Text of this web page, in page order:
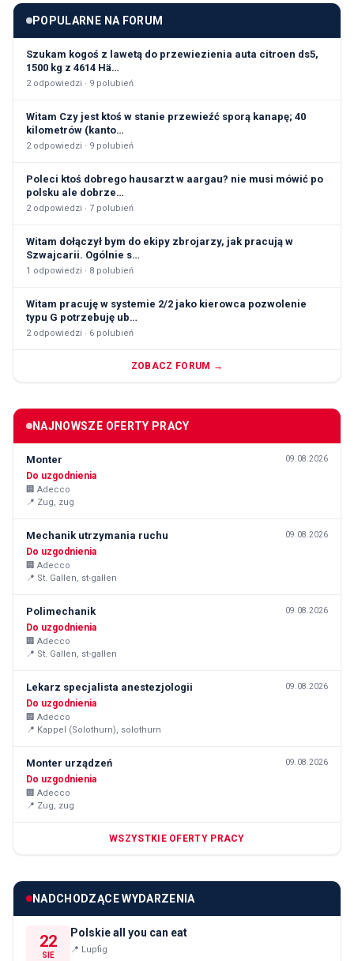
POPULARNE NA FORUM
Szukam kogoś z lawetą do przewiezienia auta citroen ds5,
1500 kg z 4614 Hä…
2odpowiedzi · 9 polubień
Witam Czy jest ktoś w stanie przewieźć sporą kanapę; 40
kilometrów (kanto…
2odpowiedzi · 9 polubień
Poleci ktoś dobrego hausarzt w aargau? nie musi mówić po
polsku ale dobrze…
2odpowiedzi · 7 polubień
Witam dołączył bym do ekipy zbrojarzy, jak pracują w
Szwajcarii. Ogólnie s…
1 odpowiedzi · 8 polubień
Witam pracuję w systemie 2/2 jako kierowca pozwolenie
typu G potrzebuję ub…
2odpowiedzi · 6 polubień
ZOBACZ FORUM →
NAJNOWSZE OFERTY PRACY
Monter 09.08.2026
Do uzgodnienia
🏢 Adecco
📍 Zug, zug
Mechanik utrzymania ruchu 09.08.2026
Do uzgodnienia
🏢 Adecco
📍 St. Gallen, st-gallen
Polimechanik 09.08.2026
Do uzgodnienia
🏢 Adecco
📍 St. Gallen, st-gallen
Lekarz specjalista anestezjologii 09.08.2026
Do uzgodnienia
🏢 Adecco
📍 Kappel (Solothurn), solothurn
Monter urządzeń 09.08.2026
Do uzgodnienia
🏢 Adecco
📍 Zug, zug
WSZYSTKIE OFERTY PRACY
NADCHODZĄCE WYDARZENIA
22
SIE
Polskie all you can eat
📍 Lupfig